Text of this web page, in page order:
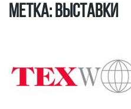
Метка: Выставки